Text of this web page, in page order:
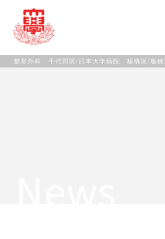
整形外科 千代田区/日本大学病院 板橋区/板橋